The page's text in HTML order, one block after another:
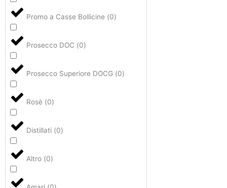
Promo a Casse Bollicine (0)
Prosecco DOC (0)
Prosecco Superiore DOCG (0)
Rosè (0)
Distillati (0)
Altro (0)